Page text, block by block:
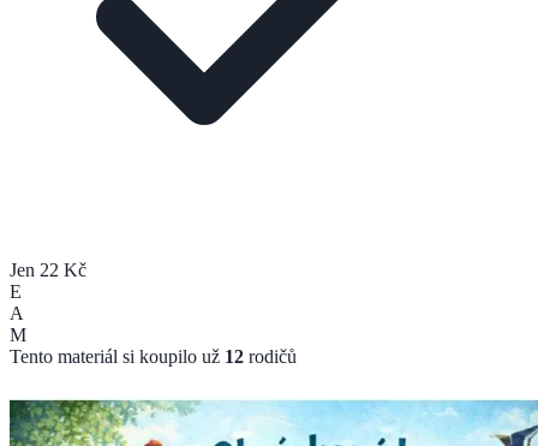
Jen 22 Kč
E
A
M
Tento materiál si koupilo už 12 rodičů